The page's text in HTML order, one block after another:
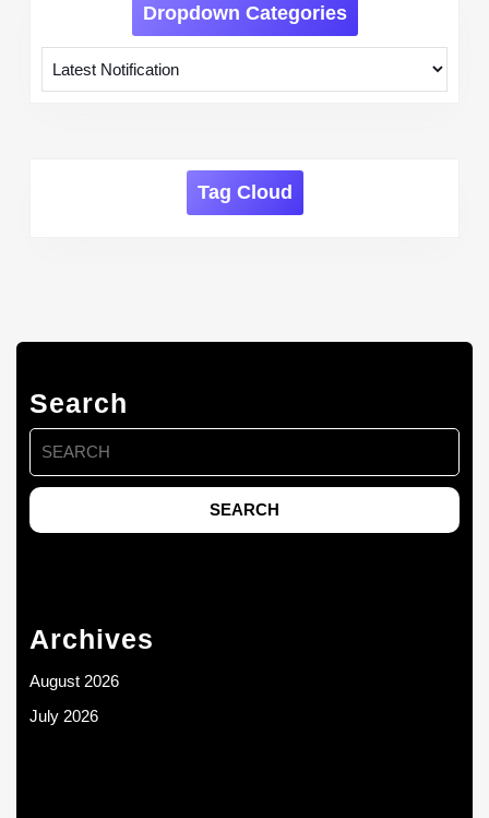
Dropdown Categories
Tag Cloud
Search
Search
for:
Archives
August 2026
July 2026